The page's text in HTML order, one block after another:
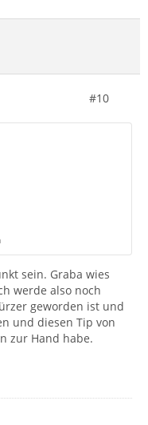
#10
3.0.1! Lach!
Mal und
- die haben
sein. Graba wies
werde also noch
geworden ist und
und diesen Tip von
zur Hand habe.